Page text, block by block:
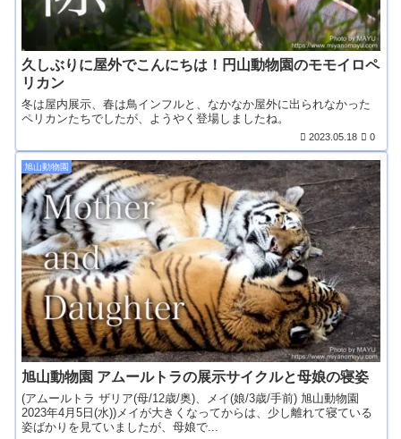
久しぶりに屋外でこんにちは！円山動物園のモモイロペ
リカン
冬は屋内展示、春は鳥インフルと、なかなか屋外に出られなかった
ペリカンたちでしたが、ようやく登場しましたね。
2023.05.18 0
旭山動物園
旭山動物園 アムールトラの展示サイクルと母娘の寝姿
(アムールトラ ザリア(母/12歳/奥)、メイ(娘/3歳/手前) 旭山動物園
2023年4月5日(水))メイが大きくなってからは、少し離れて寝ている
姿ばかりを見ていましたが、母娘で...